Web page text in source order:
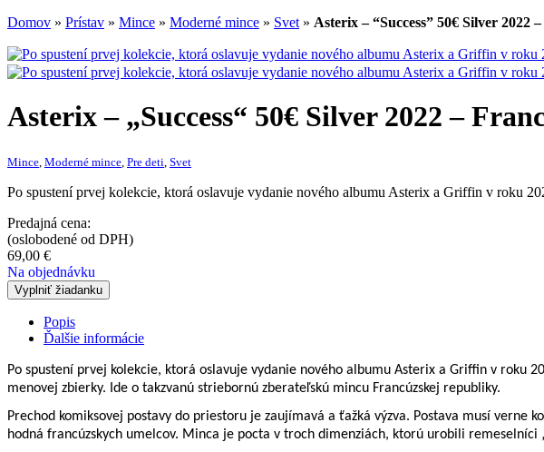
Domov » Prístav » Mince » Moderné mince » Svet » Asterix – “Success” 50€ Silver 2022
Asterix – „Success“ 50€ Silver 2022 –
Mince Moderné mince Pre deti Svet
Po spustení prvej kolekcie, ktorá oslavuje vydanie nového albumu Asterix a Griffin v roku
Predajná cena:
(oslobodené od DPH)
69,00 €
Na objednávku
Vyplniť žiadanku
Popis
Ďalšie informácie
Po spustení prvej kolekcie, ktorá oslavuje vydanie nového albumu Asterix a Griffin v roku
menovej zbierky. Ide o takzvanú striebornú zberateľskú mincu Francúzskej republiky.
Prechod komiksovej postavy do priestoru je zaujímavá a ťažká výzva. Postava musí
hodná francúzskych umelcov. Minca je pocta v troch dimenziách, ktorú urobili remeselníci